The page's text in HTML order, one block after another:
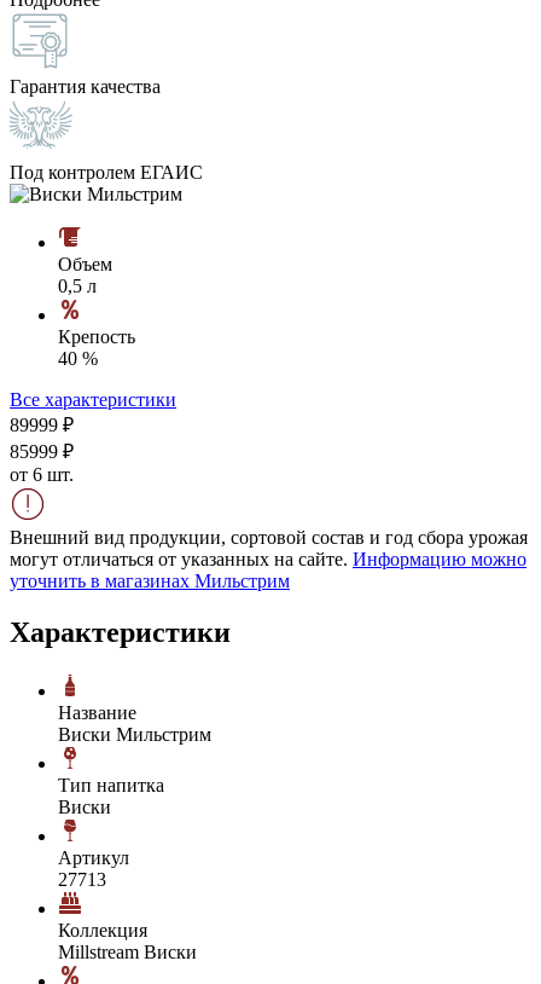
Гарантия качества
Под контролем ЕГАИС
Объем
0,5 л
Крепость
40 %
Все характеристики
89999 ₽
85999 ₽
от 6 шт.
Внешний вид продукции, сортовой состав и год сбора урожая
могут отличаться от указанных на сайте. Информацию можно
уточнить в магазинах Мильстрим
Характеристики
Название
Виски Мильстрим
Тип напитка
Виски
Артикул
27713
Коллекция
Millstream Виски